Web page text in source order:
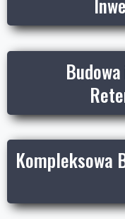
Kompleksowa